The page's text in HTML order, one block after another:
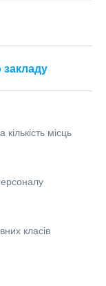
закладу
кількість місць
класів